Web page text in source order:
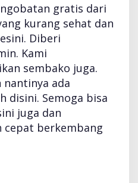
gratis dari
kurang sehat dan
Diberi
Kami
sembako juga.
nantinya ada
disini. Semoga bisa
juga dan
cepat berkembang